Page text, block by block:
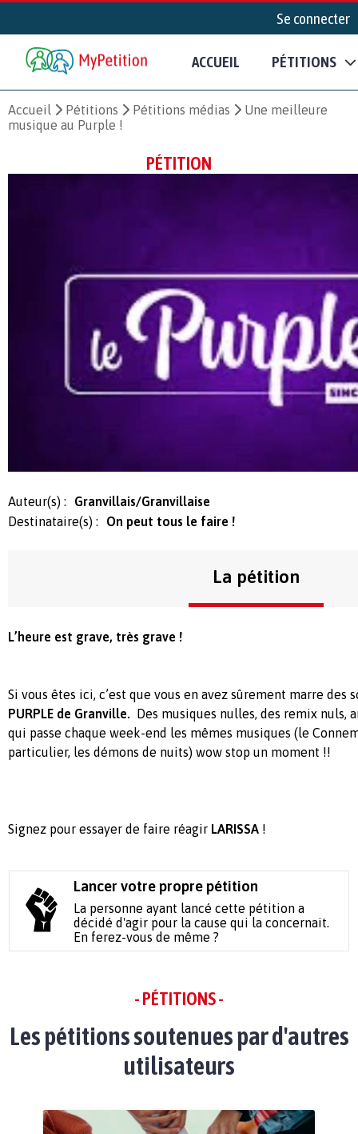
Se connecter
ACCUEIL PÉTITIONS
Accueil Pétitions Pétitions médias
Une meilleure
musique au Purple !
PÉTITION
Auteur(s) :
Granvillais/Granvillaise
Destinataire(s) :
On peut tous le faire !
La pétition
L’heure est grave, très grave !
Si vous êtes ici, c’est que vous en avez sûrement marre des
PURPLE de Granville. Des musiques nulles, des remix nuls,
qui passe chaque week-end les mêmes musiques (le
particulier, les démons de nuits) wow stop un moment !!
Signez pour essayer de faire réagir LARISSA !
Lancer votre propre pétition
La personne ayant lancé cette pétition a
décidé d'agir pour la cause qui la concernait.
En ferez-vous de même ?
- PÉTITIONS -
Les pétitions soutenues par d'autres
utilisateurs